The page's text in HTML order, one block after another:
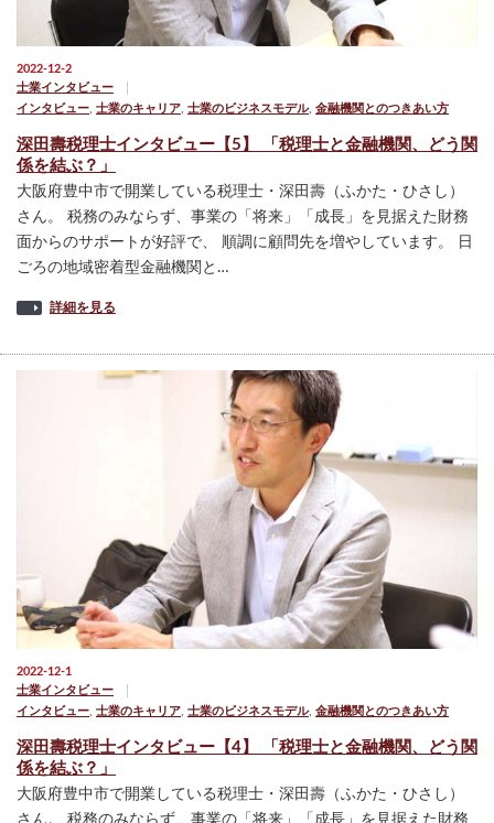
2022-12-2
士業インタビュー
インタビュー, 士業のキャリア, 士業のビジネスモデル, 金融機関とのつきあい方
深田壽税理士インタビュー【5】 「税理士と金融機関、どう関
係を結ぶ？」
大阪府豊中市で開業している税理士・深田壽（ふかた・ひさし）
さん。 税務のみならず、事業の「将来」「成長」を見据えた財務
面からのサポートが好評で、 順調に顧問先を増やしています。 日
ごろの地域密着型金融機関と…
詳細を見る
2022-12-1
士業インタビュー
インタビュー 士業のキャリア 士業のビジネスモデル, 金融機関とのつきあい方
深田壽税理士インタビュー【4】 「税理士と金融機関、どう関
係を結ぶ？」
大阪府豊中市で開業している税理士・深田壽（ふかた・ひさし）
さん。 税務のみならず、事業の「将来」「成長」を見据えた財務